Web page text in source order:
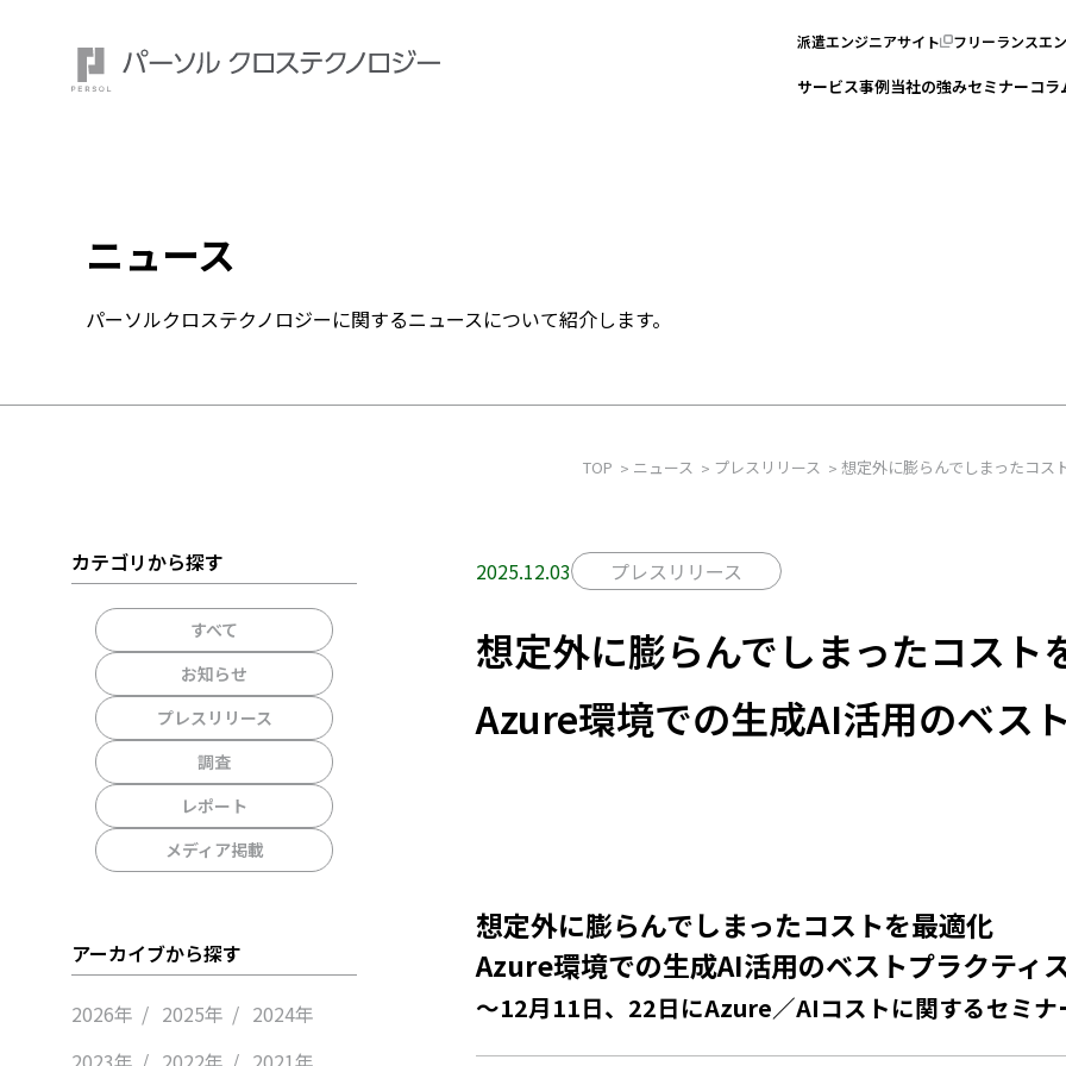
派遣エンジニアサイト フリーランスエ
サービス事例当社の強みセミナーコラ
ニュース
パーソルクロステクノロジーに関するニュースについて紹介します。
TOP ニュース プレスリリース 想定外に膨らんでしまったコス
カテゴリから探す
すべて
お知らせ
プレスリリース
調査
レポート
メディア掲載
アーカイブから探す
2026年 2025年
2024年
2025.12.03 プレスリリース
想定外に膨らんでしまったコスト
Azure環境での生成AI活用のベス
想定外に膨らんでしまったコストを最適化
Azure環境での生成AI活用のベストプラクティ
～12月11日、22日にAzure／AIコストに関するセミナ